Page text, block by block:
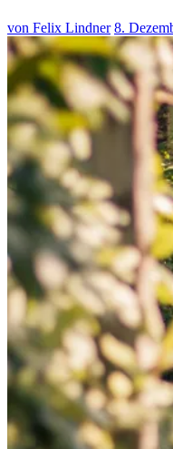
von Felix Lindner 8.